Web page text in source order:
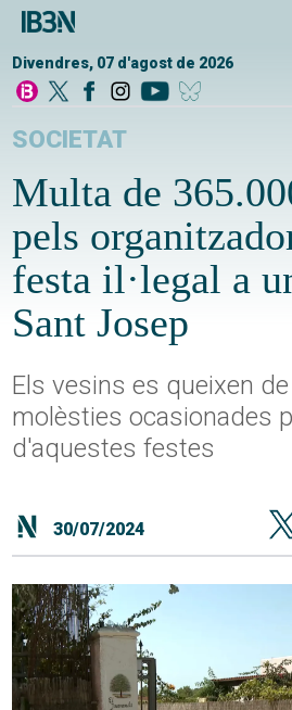
Divendres, 07 d'agost de 2026
SOCIETAT
Multa de
pels
festa il·legal a
Sant Josep
Els vesins es queixen
molèsties ocasionades
d'aquestes festes
30/07/2024